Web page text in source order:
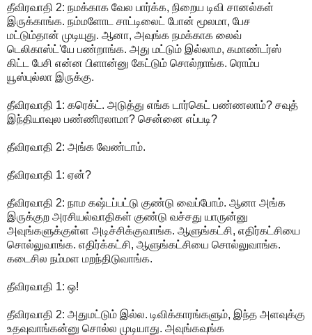
தீவிரவாதி 2: நமக்காக வேல பார்க்க, நிறைய டிவி சானல்கள்
இருக்காங்க. நம்மளோட சாட்டிலைட் போன் மூலமா, பேச
மட்டும்தான் முடியுது. ஆனா, அவுங்க நமக்காக லைவ்
டெலிகாஸ்ட்'யே பண்றாங்க. அது மட்டும் இல்லாம, கமாண்டர்ஸ்
கிட்ட பேசி என்ன பிளான்னு கேட்டும் சொல்றாங்க. ரொம்ப
யூஸ்புல்லா இருக்கு.
தீவிரவாதி 1: கரெக்ட். அடுத்து எங்க டார்கெட் பண்ணலாம்? சவுத்
இந்தியாவுல பண்ணிரலாமா? சென்னை எப்படி?
தீவிரவாதி 2: அங்க வேண்டாம்.
தீவிரவாதி 1: ஏன்?
தீவிரவாதி 2: நாம கஷ்டப்பட்டு குண்டு வைப்போம். ஆனா அங்க
இருக்குற அரசியல்வாதிகள் குண்டு வச்சது யாருன்னு
அவுங்களுக்குள்ள அடிச்சிக்குவாங்க. ஆளுங்கட்சி, எதிர்கட்சியை
சொல்லுவாங்க. எதிர்க்கட்சி, ஆளுங்கட்சியை சொல்லுவாங்க.
கடைசில நம்மள மறந்திடுவாங்க.
தீவிரவாதி 1: ஒ!
தீவிரவாதி 2: அதுமட்டும் இல்ல. டிவிக்காரங்களும், இந்த அளவுக்கு
உதவுவாங்கன்னு சொல்ல முடியாது. அவுங்கவுங்க